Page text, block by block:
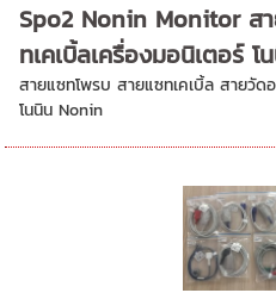
Spo2 Nonin Monitor ส
ทเคเบิ้ลเครื่องมอนิเตอร์ โ
สายแซทโพรบ สายแซทเคเบิ้ล สายวัด
โนนิน Nonin